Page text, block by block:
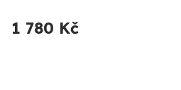
1 780 Kč